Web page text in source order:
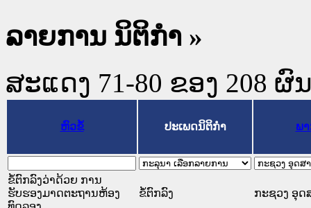
ລາຍການ ນິຕິກໍາ »
ສະແດງ 71-80 ຂອງ 208 ຜົ
ຫົວຂໍ້ ປະເພດນິຕິກຳ ພ
ຂໍ້ຕົກລົງວ່າດ້ວຍ ການ
ຮັບຮອງມາດຕະຖານຫ້ອງ
ຂໍ້ຕົກລົງ ກະຊວງ ອຸດ